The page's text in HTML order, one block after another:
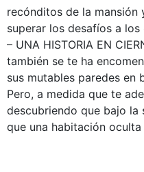
recónditos de la mansión
superar los desafíos a
– UNA HISTORIA EN
también se te ha
sus mutables paredes en
Pero, a medida que te
descubriendo que bajo la
que una habitación oculta